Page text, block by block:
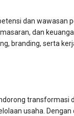
dan wawasan
dan
branding, serta
transformasi
usaha.